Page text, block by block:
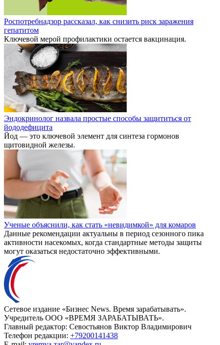
Роспотребнадзор рассказал, как снизить риск заражения
гепатитом
Ключевой мерой профилактики остается вакцинация.
Эндокринолог назвала простые способы защититься от
йододефицита
Йод — это ключевой элемент для синтеза гормонов
щитовидной железы.
Ученые объяснили, как стать «невидимкой» для комаров
Данные рекомендации актуальны в период сезонного пика
активности насекомых, когда стандартные методы защиты
могут оказаться недостаточно эффективными.
Сетевое издание «Бизнес News. Время зарабатывать».
Учредитель ООО «ВРЕМЯ ЗАРАБАТЫВАТЬ».
Главный редактор: Севостьянов Виктор Владимирович
Телефон редакции: +79200141438